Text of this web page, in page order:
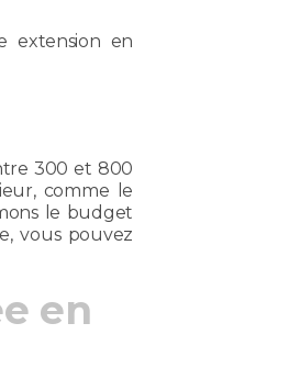
extension en
300 et 800
comme le
le budget
vous pouvez
en